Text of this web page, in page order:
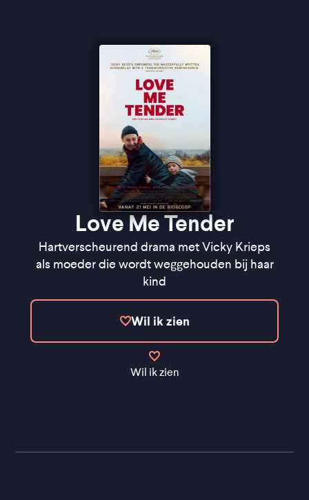
Love Me Tender
Hartverscheurend drama met Vicky Krieps
als moeder die wordt weggehouden bij haar
kind
Wil ik zien
Wil ik zien